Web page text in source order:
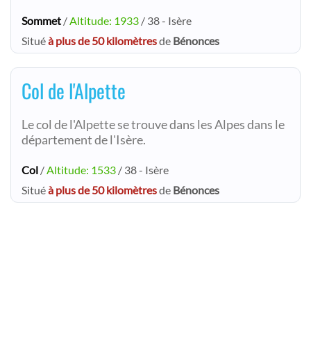
Sommet / Altitude: 1933 / 38 - Isère
Situéà plus de 50 kilomètresde Bénonces
Col de l'Alpette
Le col de l'Alpette se trouve dans les Alpes dans le
département de l'Isère.
Col / Altitude: 1533 / 38 - Isère
Situéà plus de 50 kilomètresde Bénonces